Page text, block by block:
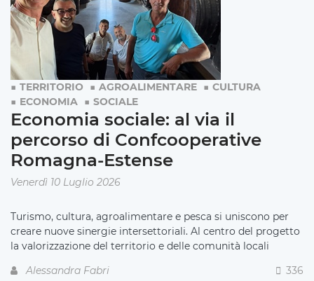
TERRITORIO AGROALIMENTARE
CULTURA
ECONOMIA
SOCIALE
Economia sociale: al via il
percorso di Confcooperative
Romagna-Estense
Venerdì 10 Luglio 2026
Turismo, cultura, agroalimentare e pesca si uniscono per
creare nuove sinergie intersettoriali. Al centro del progetto
la valorizzazione del territorio e delle comunità locali
Alessandra Fabri
336